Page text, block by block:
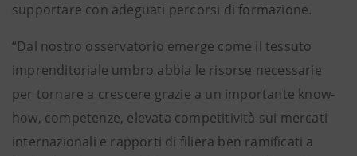
supportare con adeguati percorsi di formazione.
“Dal nostro osservatorio emerge come il tessuto
imprenditoriale umbro abbia le risorse necessarie
per tornare a crescere grazie a un importante know-
how, competenze, elevata competitività sui mercati
internazionali e rapporti di filiera ben ramificati a